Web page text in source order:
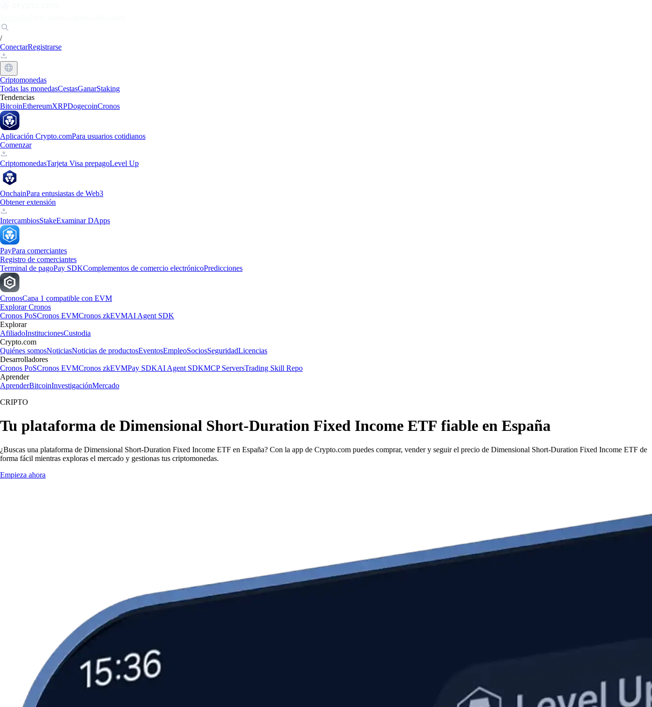
/
ConectarRegistrarse
Criptomonedas
Todas las monedasCestasGanarStaking
Tendencias
BitcoinEthereumXRPDogecoinCronos
Aplicación Crypto.comPara usuarios cotidianos
Comenzar
CriptomonedasTarjeta Visa prepagoLevel Up
OnchainPara entusiastas de Web3
Obtener extensión
IntercambiosStakeExaminar DApps
PayPara comerciantes
Registro de comerciantes
Terminal de pagoPay SDKComplementos de comercio electrónicoPredicciones
CronosCapa 1 compatible con EVM
Explorar Cronos
Cronos PoSCronos EVMCronos zkEVMAI Agent SDK
Explorar
AfiliadoInstitucionesCustodia
Crypto.com
Quiénes somosNoticiasNoticias de productosEventosEmpleoSociosSeguridadLicencias
Desarrolladores
Cronos PoSCronos EVMCronos zkEVMPay SDKAI Agent SDKMCP ServersTrading Skill Repo
Aprender
AprenderBitcoinInvestigaciónMercado
CRIPTO
Tu plataforma de Dimensional Short-Duration Fixed Income ETF fiable en España
¿Buscas una plataforma de Dimensional Short-Duration Fixed Income ETF en España? Con la app de Crypto.com puedes comprar, vender y seguir el precio de Dimensional Short-Duration Fixed Income ETF de
forma fácil mientras exploras el mercado y gestionas tus criptomonedas.
Empieza ahora